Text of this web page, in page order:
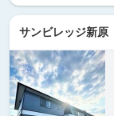
サンビレッジ新原